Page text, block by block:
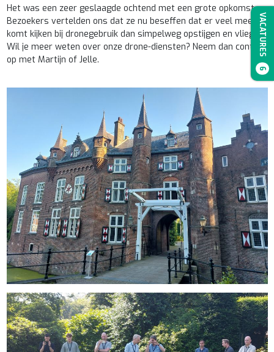
VACATURES
6
Het was een zeer geslaagde ochtend met een grote opkomst.
Bezoekers vertelden ons dat ze nu beseffen dat er veel meer
komt kijken bij dronegebruik dan simpelweg opstijgen en vliegen.
Wil je meer weten over onze drone-diensten? Neem dan contact
op met Martijn of Jelle.